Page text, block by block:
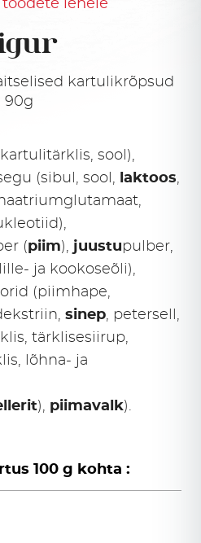
toodete lehele
kartulikrõpsud
90g
sool),
(sibul, sool,
laktoos,
(piim), juustupulber,
ja kookoseõli),
(piimhape,
sinep, petersell,
tärklisesiirup,
lõhna- ja
), piimavalk).
100 g kohta :